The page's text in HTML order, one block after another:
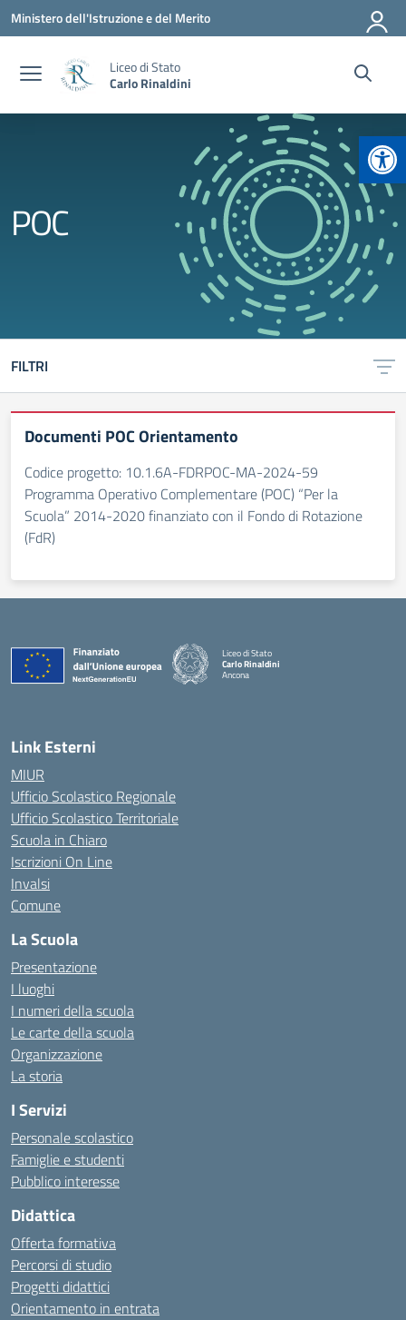
Vai ai contenuti
Vai al menu di navigazione
Vai al footer
Ministero dell'Istruzione e del Merito
Liceo di Stato
Carlo Rinaldini
POC
FILTRI
Documenti POC Orientamento
Codice progetto: 10.1.6A-FDRPOC-MA-2024-59
Programma Operativo Complementare (POC) “Per la
Scuola” 2014-2020 finanziato con il Fondo di Rotazione
(FdR)
Liceo di Stato
Carlo Rinaldini
Ancona
Link Esterni
MIUR
Ufficio Scolastico Regionale
Ufficio Scolastico Territoriale
Scuola in Chiaro
Iscrizioni On Line
Invalsi
Comune
La Scuola
Presentazione
I luoghi
I numeri della scuola
Le carte della scuola
Organizzazione
La storia
I Servizi
Personale scolastico
Famiglie e studenti
Pubblico interesse
Didattica
Offerta formativa
Percorsi di studio
Progetti didattici
Orientamento in entrata